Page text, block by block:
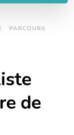
PARCOURS
de